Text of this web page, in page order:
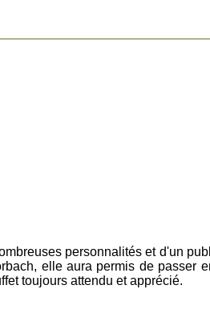
personnalités et d'un
elle aura permis de passer
toujours attendu et apprécié.